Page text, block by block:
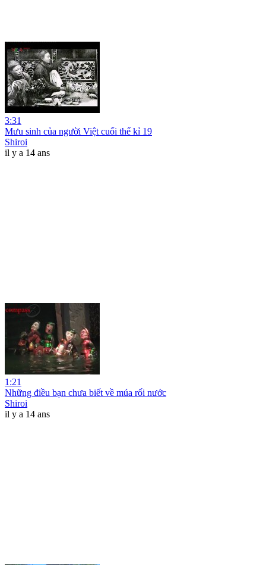
3:31
Mưu sinh của người Việt cuối thế kỉ 19
Shiroi
il y a 14 ans
1:21
Những điều bạn chưa biết về múa rối nước
Shiroi
il y a 14 ans